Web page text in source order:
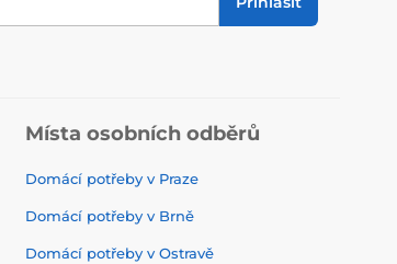
Místa osobních odběrů
Domácí potřeby v Praze
Domácí potřeby v Brně
Domácí potřeby v Ostravě